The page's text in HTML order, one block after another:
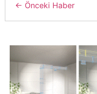
← Önceki Haber